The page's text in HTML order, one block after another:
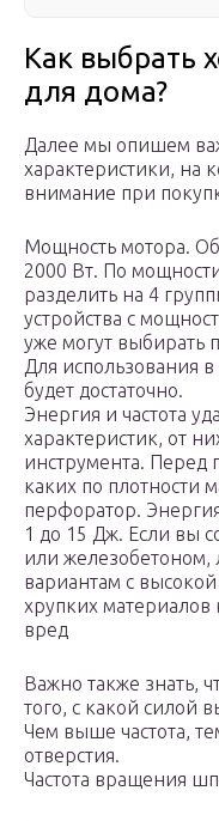
Как выбрать
для дома?
Далее мы опишем
характеристики, на
внимание при
Мощность мотора.
2000 Вт. По
разделить на 4
устройства с
уже могут выбирать
Для использования
будет достаточно.
Энергия и частота
характеристик, от
инструмента. Перед
каких по плотности
перфоратор.
1 до 15 Дж. Если вы
или железобетоном,
вариантам с
хрупких материалов
вред
Важно также знать,
того, с какой силой
Чем выше частота,
отверстия.
Частота вращения